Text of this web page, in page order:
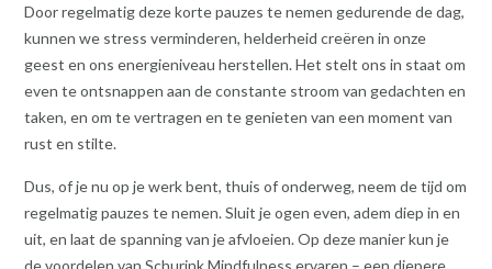
Door regelmatig deze korte pauzes te nemen gedurende de dag,
kunnen we stress verminderen, helderheid creëren in onze
geest en ons energieniveau herstellen. Het stelt ons in staat om
even te ontsnappen aan de constante stroom van gedachten en
taken, en om te vertragen en te genieten van een moment van
rust en stilte.
Dus, of je nu op je werk bent, thuis of onderweg, neem de tijd om
regelmatig pauzes te nemen. Sluit je ogen even, adem diep in en
uit, en laat de spanning van je afvloeien. Op deze manier kun je
de voordelen van Schurink Mindfulness ervaren – een diepere